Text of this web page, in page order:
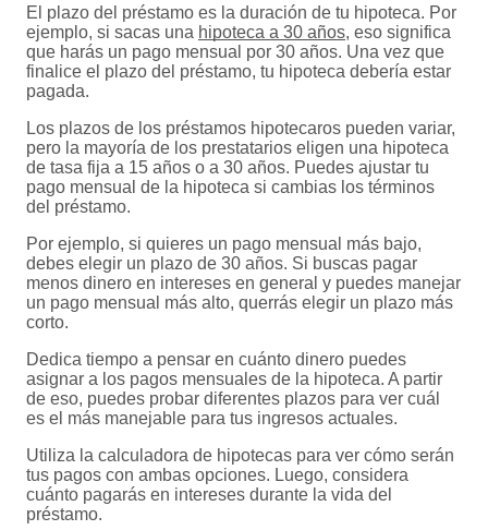
El plazo del préstamo es la duración de tu hipoteca. Por
ejemplo, si sacas una hipoteca a 30 años, eso significa
que harás un pago mensual por 30 años. Una vez que
finalice el plazo del préstamo, tu hipoteca debería estar
pagada.
Los plazos de los préstamos hipotecaros pueden variar,
pero la mayoría de los prestatarios eligen una hipoteca
de tasa fija a 15 años o a 30 años. Puedes ajustar tu
pago mensual de la hipoteca si cambias los términos
del préstamo.
Por ejemplo, si quieres un pago mensual más bajo,
debes elegir un plazo de 30 años. Si buscas pagar
menos dinero en intereses en general y puedes manejar
un pago mensual más alto, querrás elegir un plazo más
corto.
Dedica tiempo a pensar en cuánto dinero puedes
asignar a los pagos mensuales de la hipoteca. A partir
de eso, puedes probar diferentes plazos para ver cuál
es el más manejable para tus ingresos actuales.
Utiliza la calculadora de hipotecas para ver cómo serán
tus pagos con ambas opciones. Luego, considera
cuánto pagarás en intereses durante la vida del
préstamo.